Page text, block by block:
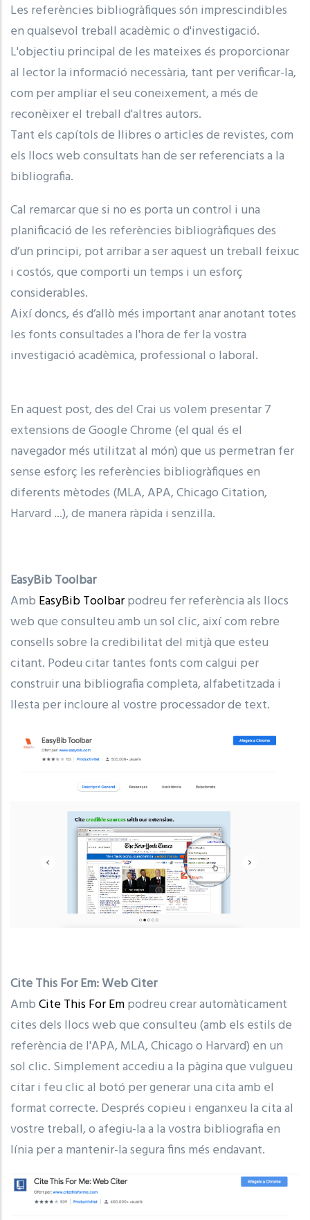
Les referències bibliogràfiques són imprescindibles
en qualsevol treball acadèmic o d'investigació.
L'objectiu principal de les mateixes és proporcionar
al lector la informació necessària, tant per verificar-la,
com per ampliar el seu coneixement, a més de
reconèixer el treball d'altres autors.
Tant els capítols de llibres o articles de revistes, com
els llocs web consultats han de ser referenciats a la
bibliografia.
Cal remarcar que si no es porta un control i una
planificació de les referències bibliogràfiques des
d’un principi, pot arribar a ser aquest un treball feixuc
i costós, que comporti un temps i un esforç
considerables.
Així doncs, és d’allò més important anar anotant totes
les fonts consultades a l'hora de fer la vostra
investigació acadèmica, professional o laboral.
En aquest post, des del Crai us volem presentar 7
extensions de Google Chrome (el qual és el
navegador més utilitzat al món) que us permetran fer
sense esforç les referències bibliogràfiques en
diferents mètodes (MLA, APA, Chicago Citation,
Harvard ...), de manera ràpida i senzilla.
EasyBib Toolbar
Amb EasyBib Toolbarpodreu fer referència als llocs
web que consulteu amb un sol clic, així com rebre
consells sobre la credibilitat del mitjà que esteu
citant. Podeu citar tantes fonts com calgui per
construir una bibliografia completa, alfabetitzada i
llesta per incloure al vostre processador de text.
Cite This For Em: Web Citer
AmbCite This For Empodreu crear automàticament
cites dels llocs web que consulteu (amb els estils de
referència de l'APA, MLA, Chicago o Harvard) en un
sol clic. Simplement accediu a la pàgina que vulgueu
citar i feu clic al botó per generar una cita amb el
format correcte. Després copieu i enganxeu la cita al
vostre treball, o afegiu-la a la vostra bibliografia en
línia per a mantenir-la segura fins més endavant.